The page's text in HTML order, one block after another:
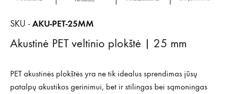
SKU -AKU-PET-25MM
Akustinė PET veltinio plokštė | 25 mm
PET akustinės plokštės yra ne tik idealus sprendimas jūsų
patalpų akustikos gerinimui, bet ir stilingas bei sąmoningas